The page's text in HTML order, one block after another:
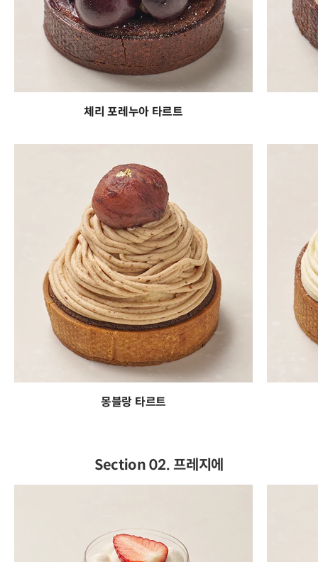
체리 포레누아 타르트
몽블랑 타르트
Section 02. 프레지에